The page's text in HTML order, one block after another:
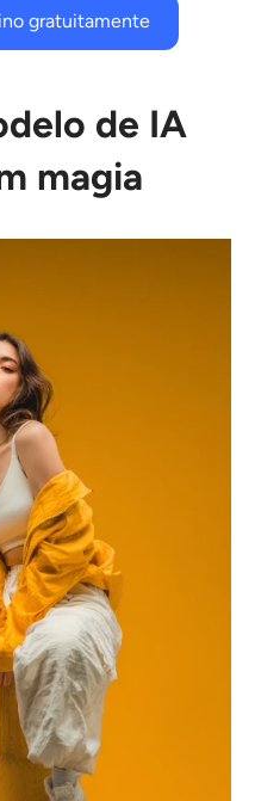
gratuitamente
de IA
magia